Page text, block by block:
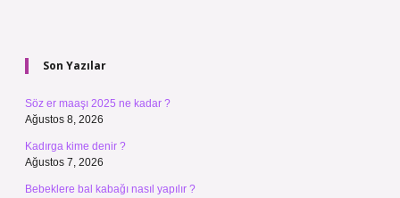
Son Yazılar
Söz er maaşı 2025 ne kadar ?
Ağustos 8, 2026
Kadırga kime denir ?
Ağustos 7, 2026
Bebeklere bal kabağı nasıl yapılır ?